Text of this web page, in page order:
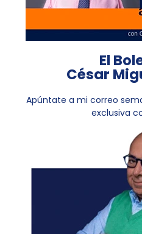
El
César
Apúntate a mi correo
exclusiva